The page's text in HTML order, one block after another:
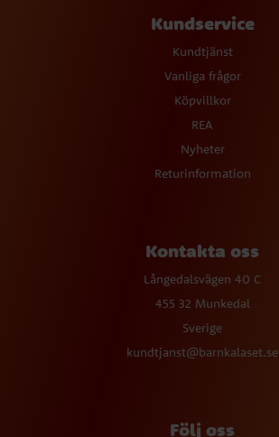
Kundservice
Kundtjänst
Vanliga frågor
Köpvillkor
REA
Nyheter
Returinformation
Kontakta oss
Långedalsvägen 40 C
455 32 Munkedal
Sverige
kundtjanst@barnkalaset.se
Följ oss